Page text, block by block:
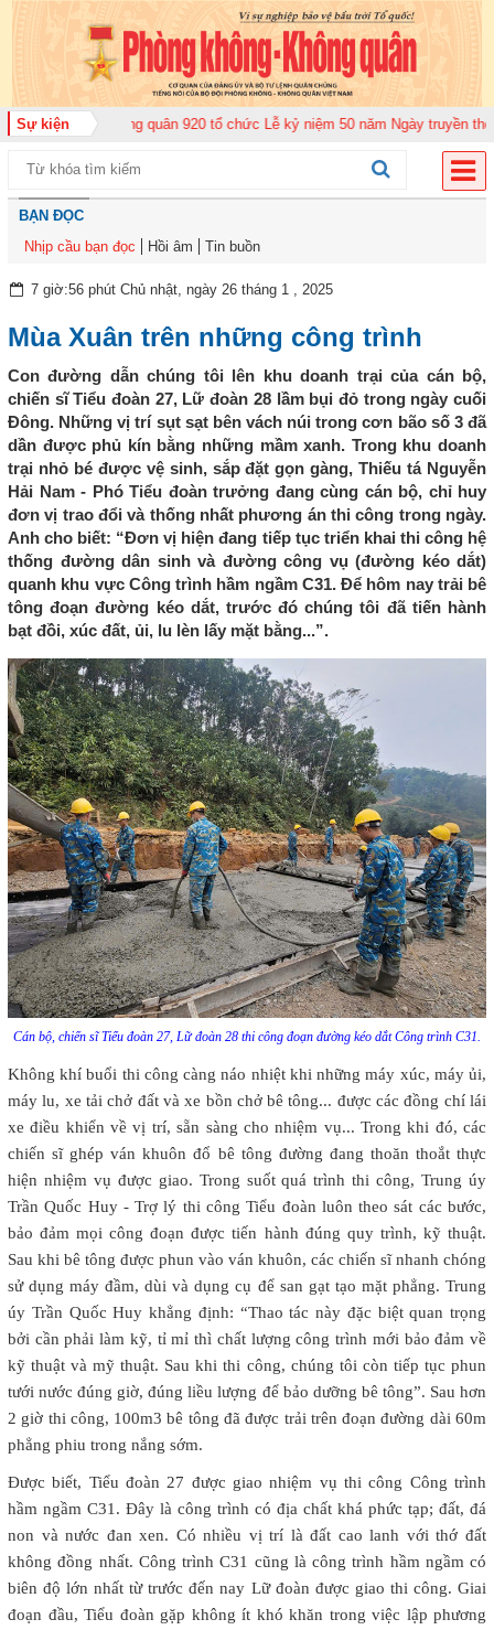
Sự kiện
đoàn Không quân 920 tổ chức Lễ kỷ niệm 50 năm Ngày truyền thống
BẠN ĐỌC
Nhịp cầu bạn đọc
Hồi âm Tin buồn
7 giờ:56 phút Chủ nhật, ngày 26 tháng 1 , 2025
Mùa Xuân trên những công trình
Con đường dẫn chúng tôi lên khu doanh trại của cán bộ,
chiến sĩ Tiểu đoàn 27, Lữ đoàn 28 lầm bụi đỏ trong ngày cuối
Đông. Những vị trí sụt sạt bên vách núi trong cơn bão số 3 đã
dần được phủ kín bằng những mầm xanh. Trong khu doanh
trại nhỏ bé được vệ sinh, sắp đặt gọn gàng, Thiếu tá Nguyễn
Hải Nam - Phó Tiểu đoàn trưởng đang cùng cán bộ, chỉ huy
đơn vị trao đổi và thống nhất phương án thi công trong ngày.
Anh cho biết: “Đơn vị hiện đang tiếp tục triển khai thi công hệ
thống đường dân sinh và đường công vụ (đường kéo dắt)
quanh khu vực Công trình hầm ngầm C31. Để hôm nay trải bê
tông đoạn đường kéo dắt, trước đó chúng tôi đã tiến hành
bạt đồi, xúc đất, ủi, lu lèn lấy mặt bằng...”.
Cán bộ, chiến sĩ Tiểu đoàn 27, Lữ đoàn 28 thi công đoạn đường kéo dắt Công trình C31.
Không khí buổi thi công càng náo nhiệt khi những máy xúc, máy ủi,
máy lu, xe tải chở đất và xe bồn chở bê tông... được các đồng chí lái
xe điều khiển về vị trí, sẵn sàng cho nhiệm vụ... Trong khi đó, các
chiến sĩ ghép ván khuôn đổ bê tông đường đang thoăn thoắt thực
hiện nhiệm vụ được giao. Trong suốt quá trình thi công, Trung úy
Trần Quốc Huy - Trợ lý thi công Tiểu đoàn luôn theo sát các bước,
bảo đảm mọi công đoạn được tiến hành đúng quy trình, kỹ thuật.
Sau khi bê tông được phun vào ván khuôn, các chiến sĩ nhanh chóng
sử dụng máy đầm, dùi và dụng cụ để san gạt tạo mặt phẳng. Trung
úy Trần Quốc Huy khẳng định: “Thao tác này đặc biệt quan trọng
bởi cần phải làm kỹ, tỉ mỉ thì chất lượng công trình mới bảo đảm về
kỹ thuật và mỹ thuật. Sau khi thi công, chúng tôi còn tiếp tục phun
tưới nước đúng giờ, đúng liều lượng để bảo dưỡng bê tông”. Sau hơn
2 giờ thi công, 100m3 bê tông đã được trải trên đoạn đường dài 60m
phẳng phiu trong nắng sớm.
Được biết, Tiểu đoàn 27 được giao nhiệm vụ thi công Công trình
hầm ngầm C31. Đây là công trình có địa chất khá phức tạp; đất, đá
non và nước đan xen. Có nhiều vị trí là đất cao lanh với thớ đất
không đồng nhất. Công trình C31 cũng là công trình hầm ngầm có
biên độ lớn nhất từ trước đến nay Lữ đoàn được giao thi công. Giai
đoạn đầu, Tiểu đoàn gặp không ít khó khăn trong việc lập phương